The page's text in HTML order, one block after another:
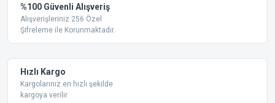
Ürün resmi kalitesiz, bozuk veya görüntülenemiyor.
Ürün açıklamasında eksik bilgiler bulunuyor.
Bu ürüne benzer farklı alternatifler olmalı.
%100 Güvenli Alışveriş
Alışverişleriniz 256 Özel
Şifreleme ile Korunmaktadır.
Hızlı Kargo
Kargolarınız en hızlı şekilde
kargoya verilir